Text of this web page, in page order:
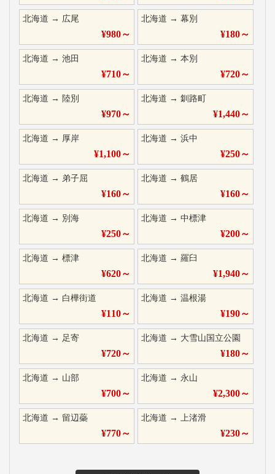
北海道 → 広尾
¥980～
北海道 →幕別
¥180～
北海道 → 池田
¥710～
北海道 →本別
¥720～
北海道 → 陸別
¥970～
北海道 →釧路町
¥1,440～
北海道 → 厚岸
¥1,100～
北海道 →浜中
¥250～
北海道 → 弟子屈
¥160～
北海道 →鶴居
¥160～
北海道 → 別海
¥250～
北海道 →中標津
¥200～
北海道 → 標津
¥620～
北海道 →羅臼
¥1,940～
北海道 → 白樺街道
¥110～
北海道 →温根湯
¥190～
北海道 → 足寄
¥720～
北海道 → 大雪山国立公園
¥180～
北海道 → 山部
¥700～
北海道 → 永山
¥2,300～
北海道 → 留辺蘂
¥770～
北海道 →上渚滑
¥230～